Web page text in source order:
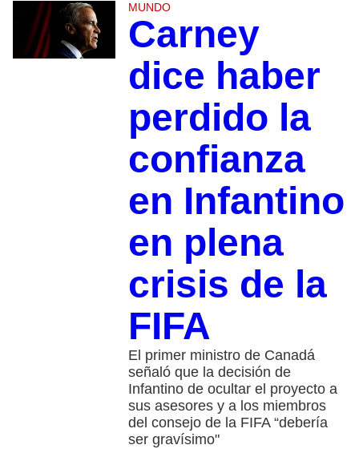
MUNDO
Carney
dice haber
perdido la
confianza
en Infantino
en plena
crisis de la
FIFA
El primer ministro de Canadá
señaló que la decisión de
Infantino de ocultar el proyecto a
sus asesores y a los miembros
del consejo de la FIFA “debería
ser gravísimo"